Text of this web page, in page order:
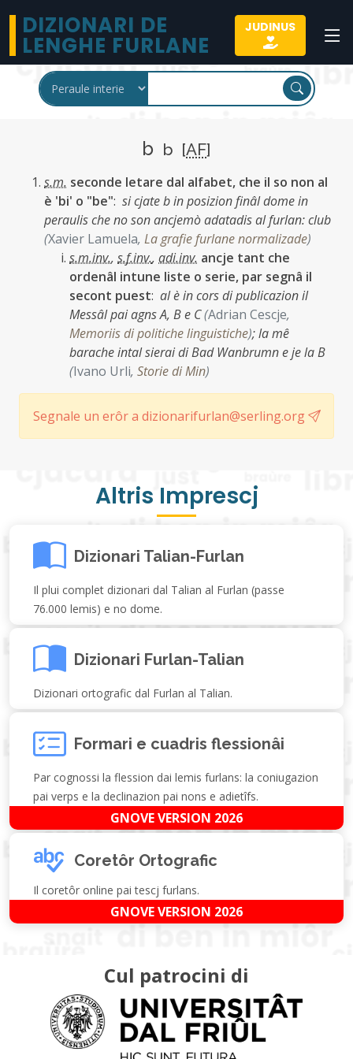
DIZIONARI DE
LENGHE FURLANE
JUDINUS
b b [AF]
s.m. seconde letare dal alfabet, che il so non al
è 'bi' o "be": si cjate b in posizion finâl dome in
peraulis che no son ancjemò adatadis al furlan: club
(Xavier Lamuela, La grafie furlane normalizade)
s.m.inv., s.f.inv., adi.inv. ancje tant che
ordenâl intune liste o serie, par segnâ il
secont puest: al è in cors di publicazion il
Messâl pai agns A, B e C(Adrian Cescje,
Memoriis di politiche linguistiche);la mê
barache intal sierai di Bad Wanbrumn e je la B
(Ivano Urli, Storie di Min)
Segnale un erôr a dizionarifurlan@serling.org
Altris Imprescj
Dizionari Talian-Furlan
Il plui complet dizionari dal Talian al Furlan (passe
76.000 lemis) e no dome.
Dizionari Furlan-Talian
Dizionari ortografic dal Furlan al Talian.
Formari e cuadris flessionâi
Par cognossi la flession dai lemis furlans: la coniugazion
pai verps e la declinazion pai nons e adietîfs.
GNOVE VERSION 2026
Coretôr Ortografic
Il coretôr online pai tescj furlans.
GNOVE VERSION 2026
Cul patrocini di